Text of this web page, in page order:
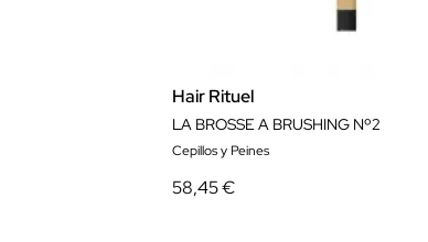
Hair Rituel
LA BROSSE A BRUSHING Nº2
Cepillos y Peines
58,45 €